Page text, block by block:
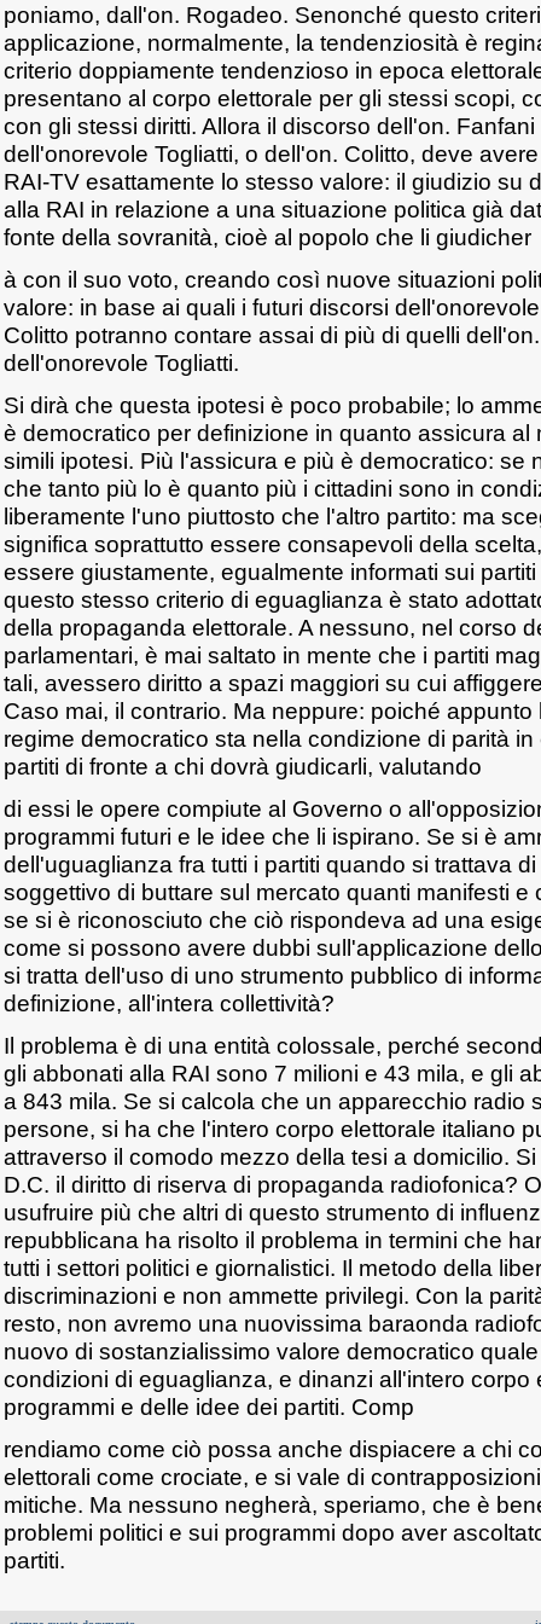
poniamo, dall'on. Rogadeo. Senonché questo
applicazione, normalmente, la tendenziosità è
criterio doppiamente tendenzioso in epoca
presentano al corpo elettorale per gli stessi scopi,
con gli stessi diritti. Allora il discorso dell'on.
dell'onorevole Togliatti, o dell'on. Colitto, deve
RAI-TV esattamente lo stesso valore: il giudizio su
alla RAI in relazione a una situazione politica già
fonte della sovranità, cioè al popolo che li giudicher
à con il suo voto, creando così nuove situazioni
valore: in base ai quali i futuri discorsi
Colitto potranno contare assai di più di quelli
dell'onorevole Togliatti.
Si dirà che questa ipotesi è poco probabile; lo
è democratico per definizione in quanto assicura al
simili ipotesi. Più l'assicura e più è democratico: se
che tanto più lo è quanto più i cittadini sono in
liberamente l'uno piuttosto che l'altro partito: ma
significa soprattutto essere consapevoli della
essere giustamente, egualmente informati sui
questo stesso criterio di eguaglianza è stato
della propaganda elettorale. A nessuno, nel corso
parlamentari, è mai saltato in mente che i partiti
tali, avessero diritto a spazi maggiori su cui
Caso mai, il contrario. Ma neppure: poiché
regime democratico sta nella condizione di parità
partiti di fronte a chi dovrà giudicarli, valutando
di essi le opere compiute al Governo o
programmi futuri e le idee che li ispirano. Se si è
dell'uguaglianza fra tutti i partiti quando si trattava
soggettivo di buttare sul mercato quanti manifesti e
se si è riconosciuto che ciò rispondeva ad una
come si possono avere dubbi sull'applicazione
si tratta dell'uso di uno strumento pubblico di
definizione, all'intera collettività?
Il problema è di una entità colossale, perché
gli abbonati alla RAI sono 7 milioni e 43 mila, e gli
a 843 mila. Se si calcola che un apparecchio radio
persone, si ha che l'intero corpo elettorale italiano
attraverso il comodo mezzo della tesi a domicilio.
D.C. il diritto di riserva di propaganda radiofonica?
usufruire più che altri di questo strumento di
repubblicana ha risolto il problema in termini che
tutti i settori politici e giornalistici. Il metodo della
discriminazioni e non ammette privilegi. Con la
resto, non avremo una nuovissima baraonda
nuovo di sostanzialissimo valore democratico
condizioni di eguaglianza, e dinanzi all'intero corpo
programmi e delle idee dei partiti. Comp
rendiamo come ciò possa anche dispiacere a chi
elettorali come crociate, e si vale di
mitiche. Ma nessuno negherà, speriamo, che è
problemi politici e sui programmi dopo aver
partiti.